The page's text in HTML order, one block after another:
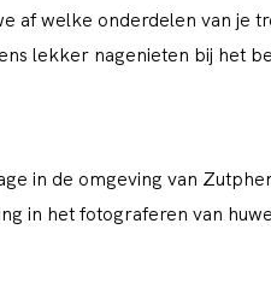
af welke onderdelen van je
lekker nagenieten bij het
in de omgeving van
in het fotograferen van